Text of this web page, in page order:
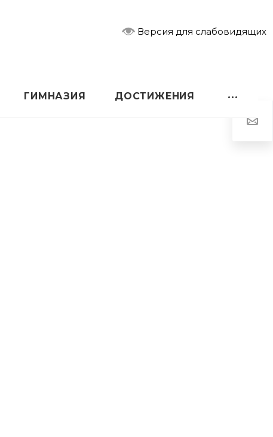
Версия для слабовидящих
ГИМНАЗИЯ ДОСТИЖЕНИЯ